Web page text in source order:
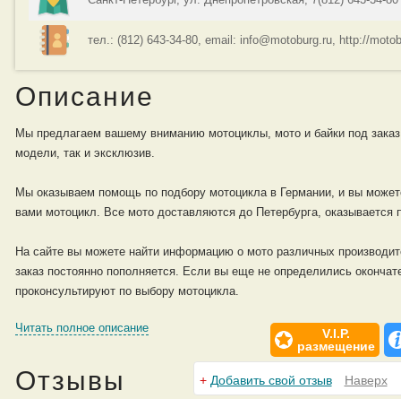
тел.: (812) 643-34-80, email: info@motoburg.ru, http://
Описание
Мы предлагаем вашему вниманию мотоциклы, мото и байки под
модели, так и эксклюзив.
Мы оказываем помощь по подбору мотоцикла в Германии, и вы
вами мотоцикл. Все мото доставляются до Петербурга,
На сайте вы можете найти информацию о мото различных
заказ постоянно пополняется. Если вы еще не определились
проконсультируют по выбору мотоцикла.
У нас вы также можете обменять свой мото на байк из Мотобурга с
Читать полное описание
V.I.P.
размещение
Отзывы + Добавить свой отзыв Наверх